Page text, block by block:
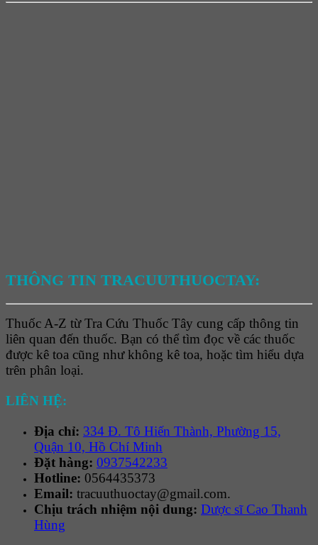
THÔNG TIN TRACUUTHUOCTAY:
Thuốc A-Z từ Tra Cứu Thuốc Tây cung cấp thông tin
liên quan đến thuốc. Bạn có thể tìm đọc về các thuốc
được kê toa cũng như không kê toa, hoặc tìm hiểu dựa
trên phân loại.
LIÊN HỆ:
Địa chỉ: 334 Đ. Tô Hiến Thành, Phường 15,
Quận 10, Hồ Chí Minh
Đặt hàng: 0937542233
Hotline: 0564435373
Email: tracuuthuoctay@gmail.com.
Chịu trách nhiệm nội dung: Dược sĩ Cao Thanh
Hùng